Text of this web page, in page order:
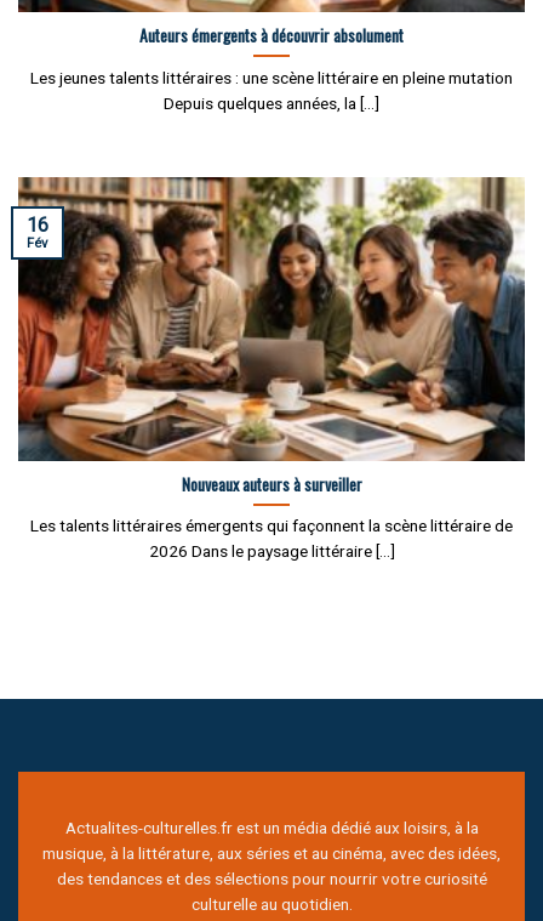
Auteurs émergents à découvrir absolument
Les jeunes talents littéraires : une scène littéraire en pleine mutation
Depuis quelques années, la [...]
Nouveaux auteurs à surveiller
Les talents littéraires émergents qui façonnent la scène littéraire de
2026 Dans le paysage littéraire [...]
16
Fév
Actualites-culturelles.fr est un média dédié aux loisirs, à la
musique, à la littérature, aux séries et au cinéma, avec des idées,
des tendances et des sélections pour nourrir votre curiosité
culturelle au quotidien.